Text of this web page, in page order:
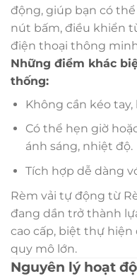
động, giúp bạn có
nút bấm, điều khiển
điện thoại thông
Những điểm khác
thống:
Không cần kéo
Có thể hẹn giờ
ánh sáng, nhiệt độ.
Tích hợp dễ dàng
Rèm vải tự động từ
đang dần trở thành
cao cấp, biệt thự hiện
quy mô lớn.
Nguyên lý hoạt